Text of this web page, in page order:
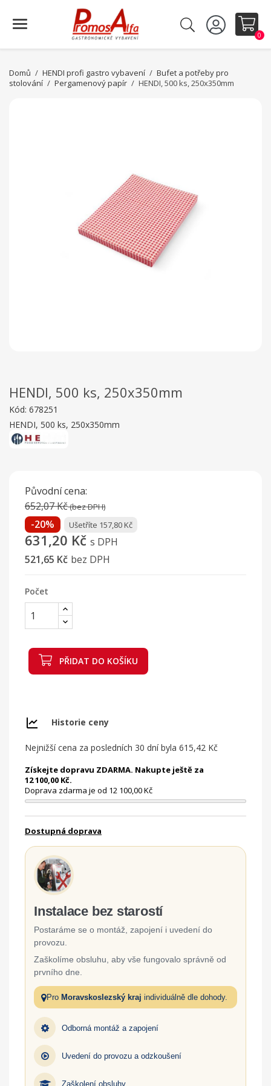
0
Domů HENDI profi gastro vybavení
Bufet a potřeby pro
stolování
Pergamenový papír HENDI, 500 ks, 250x350mm
HENDI, 500 ks, 250x350mm
Kód: 678251
HENDI, 500 ks, 250x350mm
Původní cena:
652,07 Kč(bez DPH)
-20% Ušetříte 157,80 Kč
631,20 Kč s DPH
521,65 Kč bez DPH
Počet
PŘIDAT DO KOŠÍKU
Historie ceny
Nejnižší cena za posledních 30 dní byla 615,42 Kč
Získejte dopravu ZDARMA. Nakupte ještě za
12 100,00 Kč.
Doprava zdarma je od 12 100,00 Kč
Dostupná doprava
Instalace bez starostí
Postaráme se o montáž, zapojení i uvedení do
provozu.
Zaškolíme obsluhu, aby vše fungovalo správně od
prvního dne.
Pro Moravskoslezský kraj individuálně dle dohody.
Odborná montáž a zapojení
Uvedení do provozu a odzkoušení
Zaškolení obsluhy